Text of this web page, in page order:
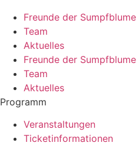
Freunde der Sumpfblume
Team
Aktuelles
Freunde der Sumpfblume
Team
Aktuelles
Programm
Veranstaltungen
Ticketinformationen